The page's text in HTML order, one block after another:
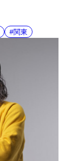
関東